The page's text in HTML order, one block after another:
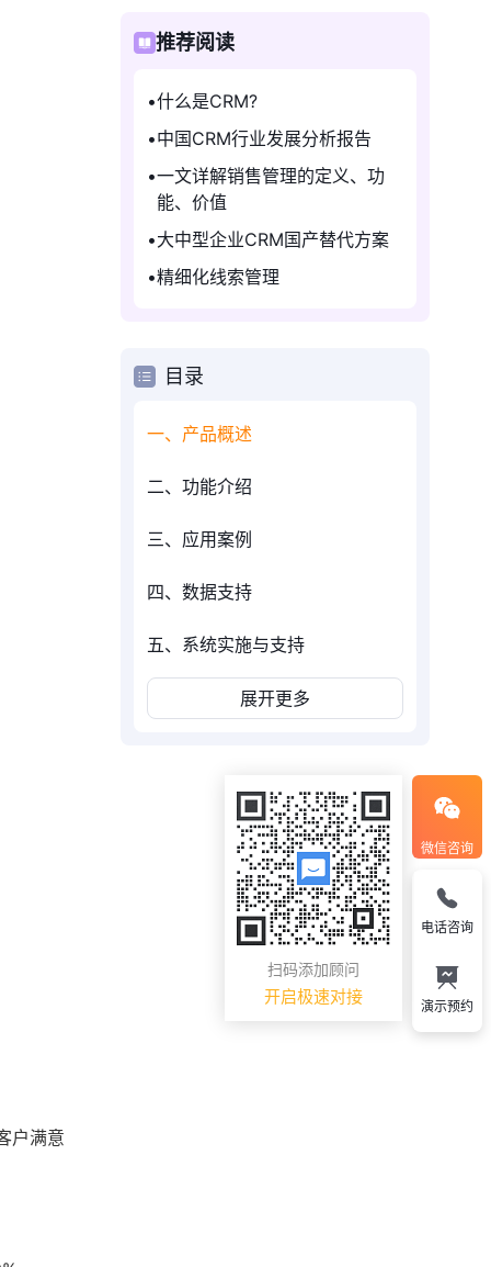
户满意
推荐阅读
什么是CRM?
中国CRM行业发展分析报告
一文详解销售管理的定义、功
能、价值
大中型企业CRM国产替代方案
精细化线索管理
目录
一、产品概述
二、功能介绍
三、应用案例
四、数据支持
五、系统实施与支持
展开更多
微信咨询
扫码添加顾问
开启极速对接
电话咨询
演示预约